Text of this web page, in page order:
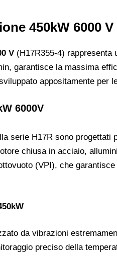
450kW 6000
V (H17R355-4) rappresenta
garantisce la massima
appositamente per
6000V
serie H17R sono
chiusa in acciaio,
(VPI), che
da vibrazioni
preciso della